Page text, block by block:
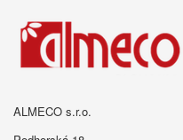
ALMECO s.r.o.